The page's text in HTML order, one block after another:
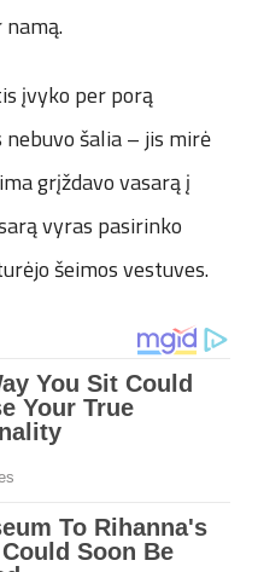
įvyko per porą
šalia – jis mirė
grįždavo vasarą į
vyras pasirinko
šeimos vestuves.